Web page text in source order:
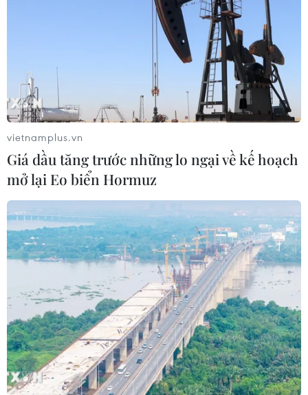
vietnamplus.vn
Giá dầu tăng trước những lo ngại về kế hoạch
mở lại Eo biển Hormuz